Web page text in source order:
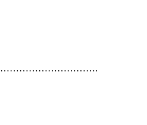
di……………………………….